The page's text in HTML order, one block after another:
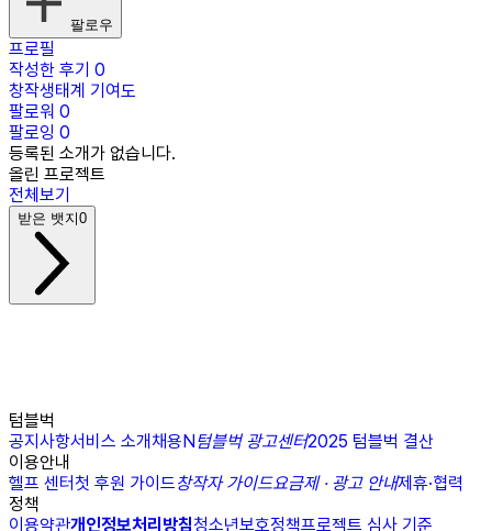
팔로우
프로필
작성한 후기 0
창작생태계 기여도
팔로워 0
팔로잉 0
등록된 소개가 없습니다.
올린 프로젝트
전체보기
받은 뱃지0
텀블벅
공지사항서비스 소개채용N텀블벅 광고센터2025 텀블벅 결산
이용안내
헬프 센터첫 후원 가이드창작자 가이드요금제 · 광고 안내제휴·협력
정책
이용약관개인정보처리방침청소년보호정책프로젝트 심사 기준